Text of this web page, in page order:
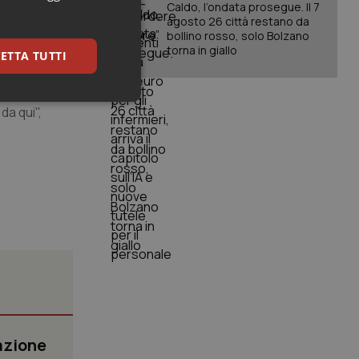
Il
dai quali
qui",
Caldo, l’ondata prosegue. Il 7
agosto 26 città restano da
bollino rosso, solo Bolzano
torna in giallo
TUTTI
per la loro
e
che le loro